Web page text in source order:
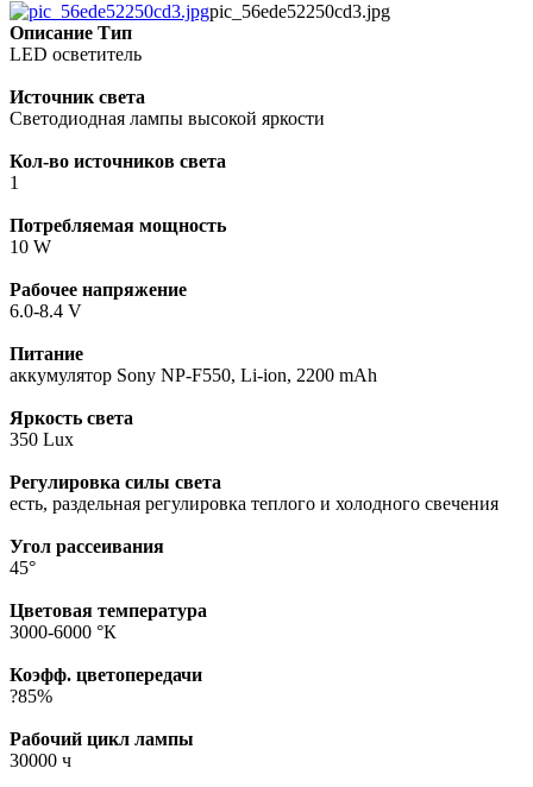
pic_56ede52250cd3.jpg
Описание Тип
LED осветитель
Источник света
Светодиодная лампы высокой яркости
Кол-во источников света
1
Потребляемая мощность
10 W
Рабочее напряжение
6.0-8.4 V
Питание
аккумулятор Sony NP-F550, Li-ion, 2200 mAh
Яркость света
350 Lux
Регулировка силы света
есть, раздельная регулировка теплого и холодного свечения
Угол рассеивания
45°
Цветовая температура
3000-6000 °К
Коэфф. цветопередачи
?85%
Рабочий цикл лампы
30000 ч